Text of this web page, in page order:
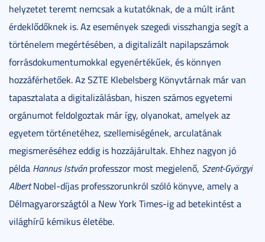
helyzetet teremt nemcsak a kutatóknak, de a múlt iránt
érdeklődőknek is. Az események szegedi visszhangja segít a
történelem megértésében, a digitalizált napilapszámok
forrásdokumentumokkal egyenértékűek, és könnyen
hozzáférhetőek. Az SZTE Klebelsberg Könyvtárnak már van
tapasztalata a digitalizálásban, hiszen számos egyetemi
orgánumot feldolgoztak már így, olyanokat, amelyek az
egyetem történetéhez, szellemiségének, arculatának
megismeréséhez eddig is hozzájárultak. Ehhez nagyon jó
példa Hannus Istvánprofesszor most megjelenő, Szent-Györgyi
AlbertNobel-díjas professzorunkról szóló könyve, amely a
Délmagyarországtól a New York Times-ig ad betekintést a
világhírű kémikus életébe.